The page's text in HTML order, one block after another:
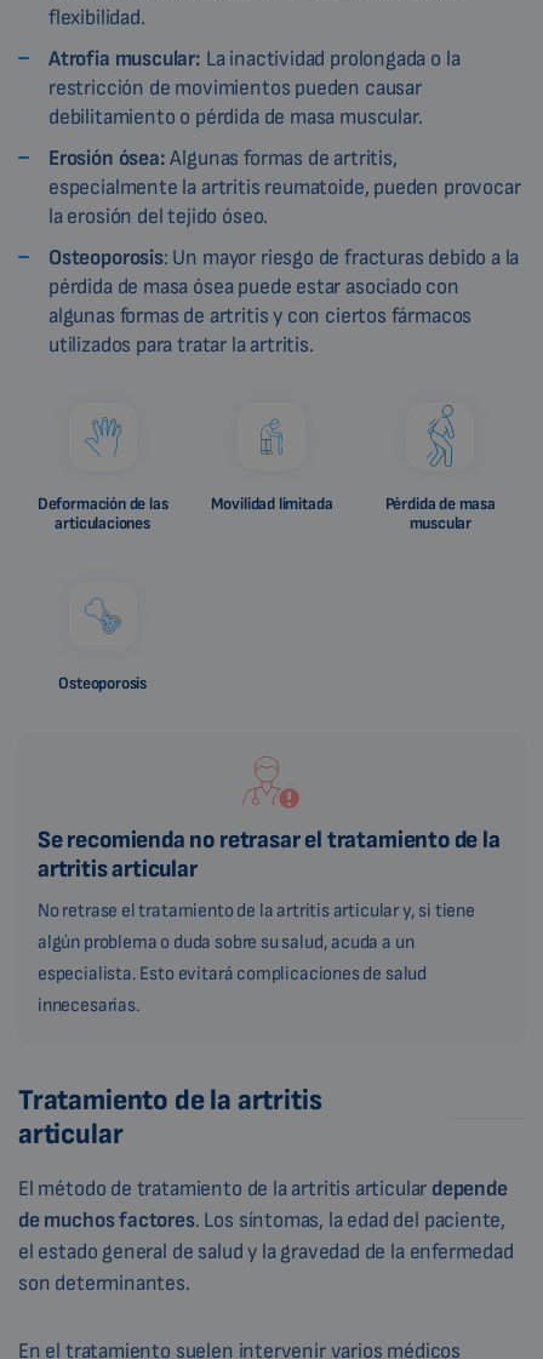
flexibilidad.
Atrofia muscular: La inactividad prolongada o la
restricción de movimientos pueden causar
debilitamiento o pérdida de masa muscular.
Erosión ósea:Algunas formas de artritis,
especialmente la artritis reumatoide, pueden provocar
la erosión del tejido óseo.
Osteoporosis: Un mayor riesgo de fracturas debido a la
pérdida de masa ósea puede estar asociado con
algunas formas de artritis y con ciertos fármacos
utilizados para tratar la artritis.
Deformación de las
articulaciones
Movilidad limitada
Pérdida de masa
muscular
Osteoporosis
Se recomienda no retrasar el tratamiento de la
artritis articular
No retrase el tratamiento de la artritis articular y, si tiene
algún problema o duda sobre su salud, acuda a un
especialista. Esto evitará complicaciones de salud
innecesarias.
Tratamiento de la artritis
articular
El método de tratamiento de la artritis articular depende
de muchos factores. Los síntomas, la edad del paciente,
el estado general de salud y la gravedad de la enfermedad
son determinantes.
En el tratamiento suelen intervenir varios médicos